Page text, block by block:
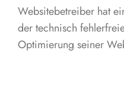
Websitebetreiber hat
der technisch
Optimierung seiner